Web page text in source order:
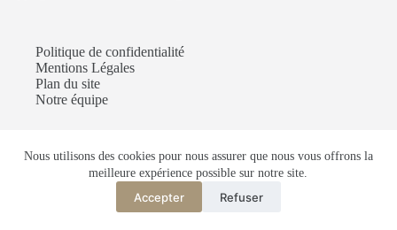
Nous utilisons des cookies pour nous assurer que nous vous offrons la
meilleure expérience possible sur notre site.
Accepter Refuser
Politique de confidentialité
Mentions Légales
Plan du site
Notre équipe
Articles recommandés :
Construire une villa dans la ville du Gard
Louer une partie de sa maison avec entrée indépendante
Truc de grand-mère pour vendre une maison dans le Gard